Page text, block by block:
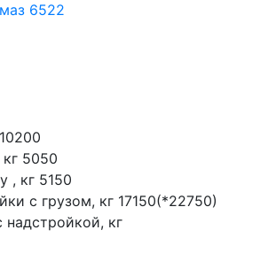
6522
5050
, кг 5150
с грузом, кг 17150(*22750)
кг